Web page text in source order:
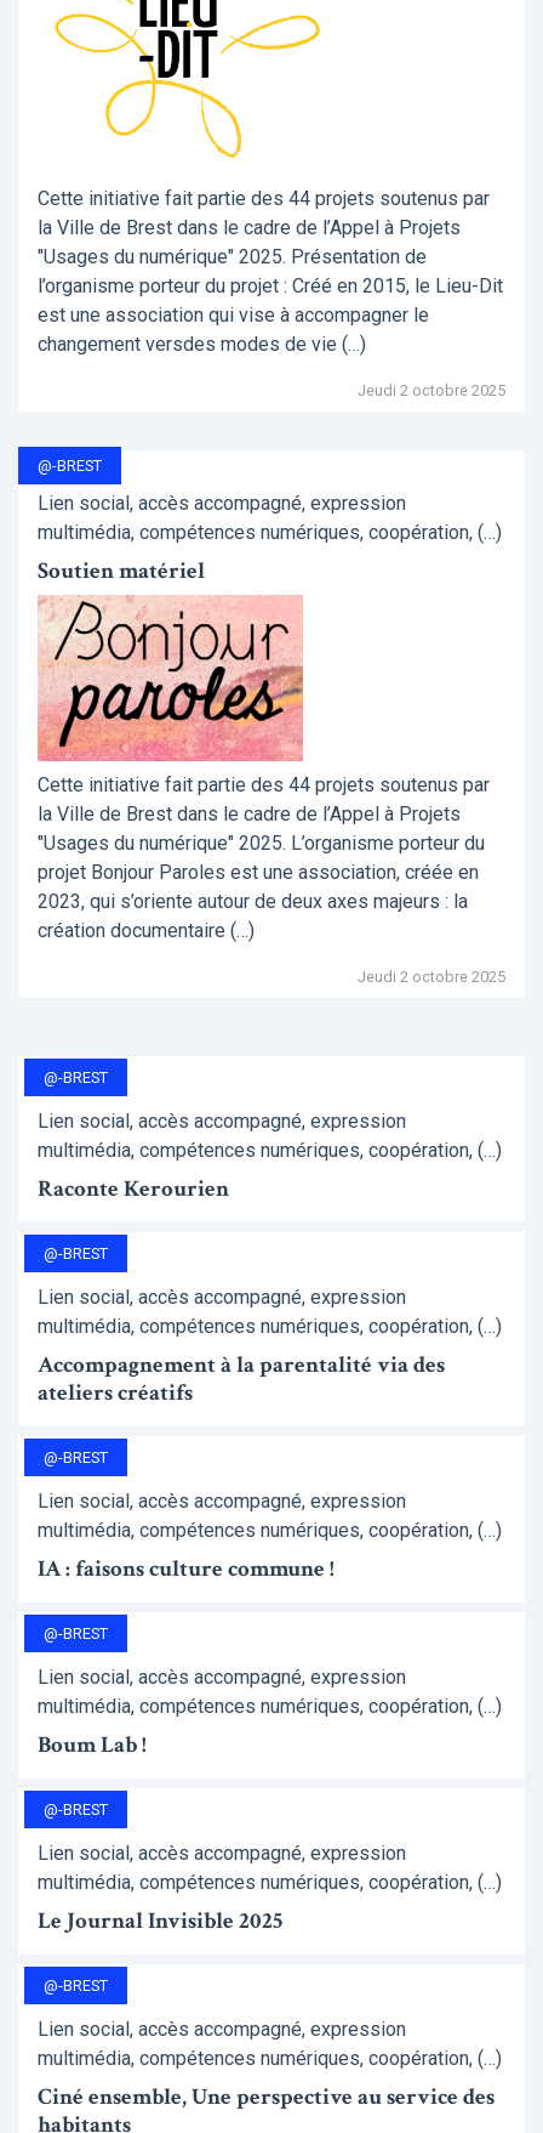
Cette initiative fait partie des 44 projets soutenus par
la Ville de Brest dans le cadre de l’Appel à Projets
"Usages du numérique" 2025. Présentation de
l’organisme porteur du projet : Créé en 2015, le Lieu-Dit
est une association qui vise à accompagner le
changement versdes modes de vie (…)
Jeudi 2 octobre 2025
@-BREST
Lien social, accès accompagné, expression
multimédia, compétences numériques, coopération, (…)
Soutien matériel
Cette initiative fait partie des 44 projets soutenus par
la Ville de Brest dans le cadre de l’Appel à Projets
"Usages du numérique" 2025. L’organisme porteur du
projet Bonjour Paroles est une association, créée en
2023, qui s’oriente autour de deux axes majeurs : la
création documentaire (…)
Jeudi 2 octobre 2025
@-BREST
Lien social, accès accompagné, expression
multimédia, compétences numériques, coopération, (…)
Raconte Kerourien
@-BREST
Lien social, accès accompagné, expression
multimédia, compétences numériques, coopération, (…)
Accompagnement à la parentalité via des
ateliers créatifs
@-BREST
Lien social, accès accompagné, expression
multimédia, compétences numériques, coopération, (…)
IA : faisons culture commune !
@-BREST
Lien social, accès accompagné, expression
multimédia, compétences numériques, coopération, (…)
Boum Lab !
@-BREST
Lien social, accès accompagné, expression
multimédia, compétences numériques, coopération, (…)
Le Journal Invisible 2025
@-BREST
Lien social, accès accompagné, expression
multimédia, compétences numériques, coopération, (…)
Ciné ensemble, Une perspective au service des
habitants